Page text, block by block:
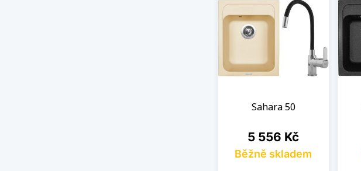
Sahara 50
Cena
5 556 Kč
Běžně skladem